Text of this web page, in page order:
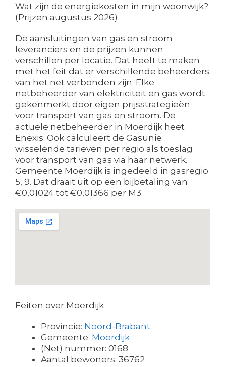
Wat zijn de energiekosten in mijn woonwijk?
(Prijzen augustus 2026)
De aansluitingen van gas en stroom
leveranciers en de prijzen kunnen
verschillen per locatie. Dat heeft te maken
met het feit dat er verschillende beheerders
van het net verbonden zijn. Elke
netbeheerder van elektriciteit en gas wordt
gekenmerkt door eigen prijsstrategieën
voor transport van gas en stroom. De
actuele netbeheerder in Moerdijk heet
Enexis. Ook calculeert de Gasunie
wisselende tarieven per regio als toeslag
voor transport van gas via haar netwerk.
Gemeente Moerdijk is ingedeeld in gasregio
5, 9. Dat draait uit op een bijbetaling van
€0,01024 tot €0,01366 per M3.
Feiten over Moerdijk
Provincie: Noord-Brabant
Gemeente: Moerdijk
(Net) nummer: 0168
Aantal bewoners: 36762